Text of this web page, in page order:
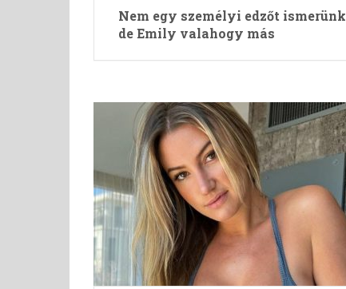
Nem egy személyi edzőt ismerünk
de Emily valahogy más